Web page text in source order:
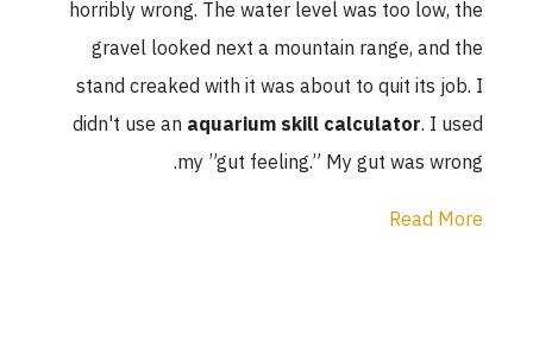
horribly wrong. The water level was too low, the
gravel looked next a mountain range, and the
stand creaked with it was about to quit its job. I
didn't use anaquarium skill calculator . I used
my ”gut feeling.” My gut was wrong.
Read More